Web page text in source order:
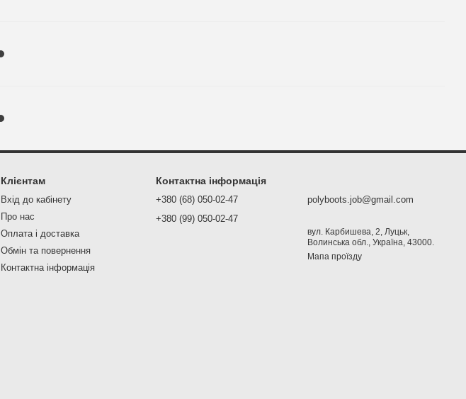
Клієнтам
Вхід до кабінету
Про нас
Оплата і доставка
Обмін та повернення
Контактна інформація
Контактна інформація
+380 (68) 050-02-47
+380 (99) 050-02-47
polyboots.job@gmail.com
вул. Карбишева, 2, Луцьк,
Волинська обл., Україна, 43000.
Мапа проїзду